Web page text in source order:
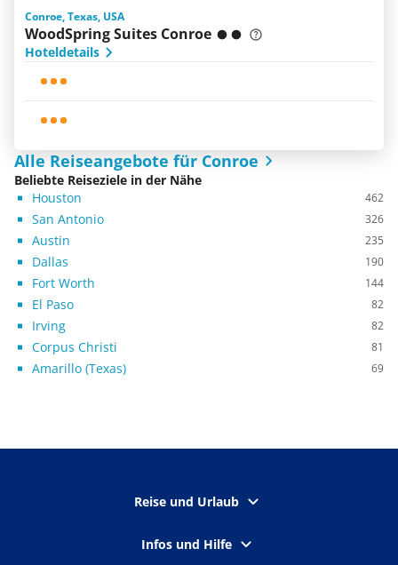
Conroe, Texas, USA
WoodSpring Suites Conroe
Hoteldetails
Alle Reiseangebote für Conroe
Beliebte Reiseziele in der Nähe
Houston
462
San Antonio 326
Austin 235
Dallas 190
Fort Worth 144
El Paso 82
Irving 82
Corpus Christi 81
Amarillo (Texas) 69
Reise und Urlaub
Infos und Hilfe